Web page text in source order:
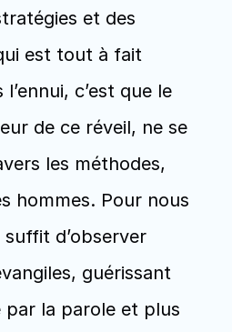
et des
est tout à fait
c’est que le
de ce réveil, ne se
les méthodes,
hommes. Pour nous
d’observer
guérissant
par la parole et plus